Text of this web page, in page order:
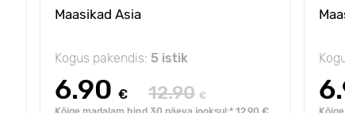
Maasikad Asia
Kogus pakendis: 5 istik
6.90 € 12.90 €